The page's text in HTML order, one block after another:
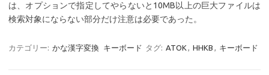
は、オプションで指定してやらないと10MB以上の巨大ファイルは
検索対象にならない部分だけ注意は必要であった。
カテゴリー: かな漢字変換 キーボード タグ: ATOK , HHKB , キーボード